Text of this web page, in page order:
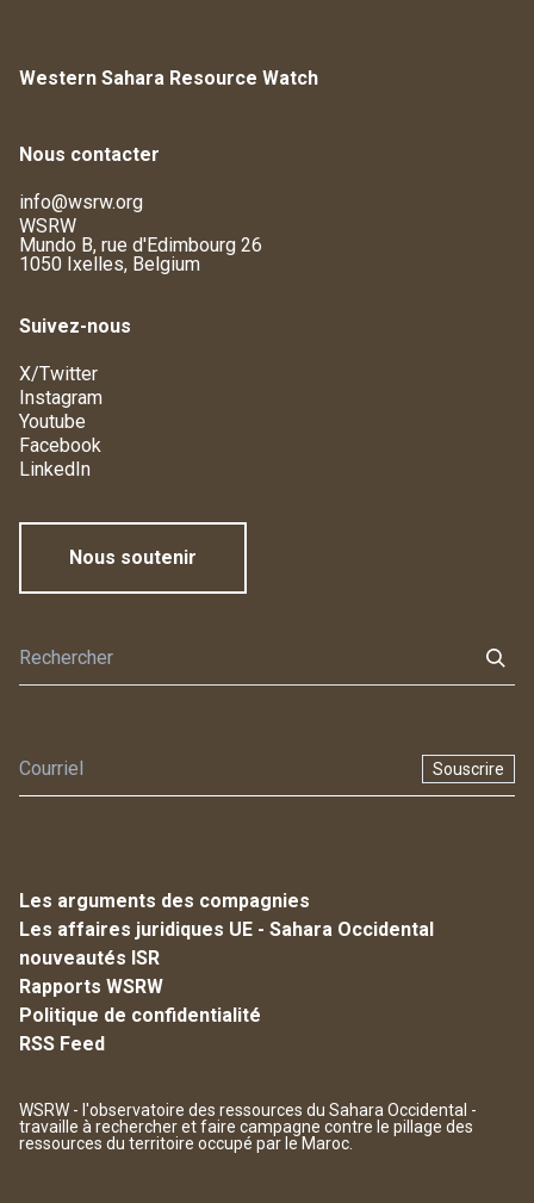
Western Sahara Resource Watch
Nous contacter
info@wsrw.org
WSRW
Mundo B, rue d'Edimbourg 26
1050 Ixelles, Belgium
Suivez-nous
X/Twitter
Instagram
Youtube
Facebook
LinkedIn
Nous soutenir
Souscrire
Les arguments des compagnies
Les affaires juridiques UE - Sahara Occidental
nouveautés ISR
Rapports WSRW
Politique de confidentialité
RSS Feed
WSRW - l'observatoire des ressources du Sahara Occidental -
travaille à rechercher et faire campagne contre le pillage des
ressources du territoire occupé par le Maroc.